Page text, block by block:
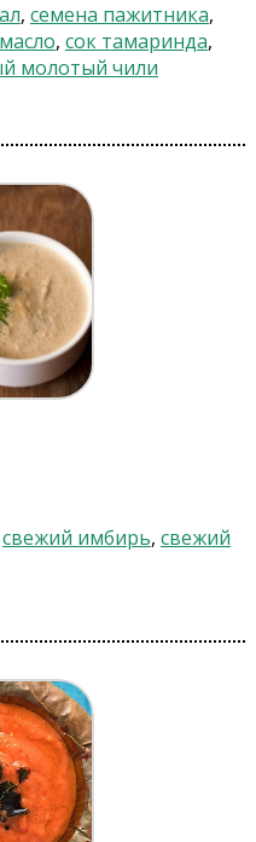
, семена пажитника,
, сок тамаринда,
молотый чили
свежий имбирь, свежий